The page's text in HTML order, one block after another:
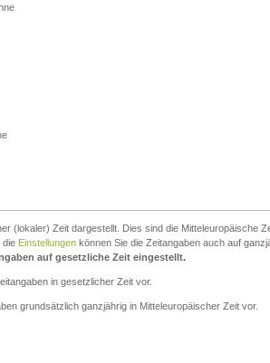
(lokaler) Zeit dargestellt. Dies sind die Mitteleuropäische
die Einstellungen können Sie die Zeitangaben auch auf
auf gesetzliche Zeit eingestellt.
in gesetzlicher Zeit vor.
grundsätzlich ganzjährig in Mitteleuropäischer Zeit vor.